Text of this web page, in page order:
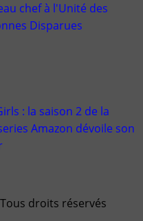
chef à l'Unité des
Disparues
: la saison 2 de la
Amazon dévoile son
Tous droits réservés